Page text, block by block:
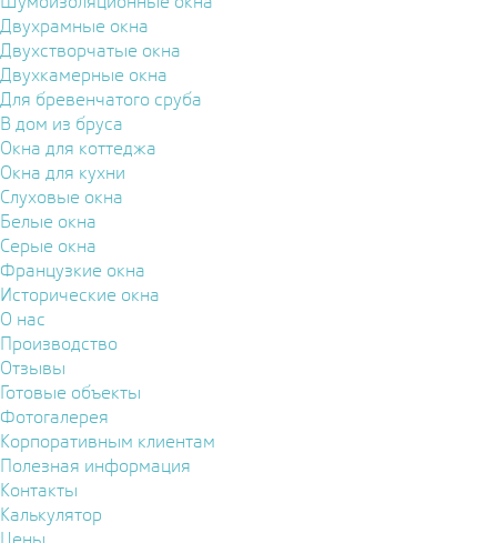
Двухрамные окна
Двухстворчатые окна
Двухкамерные окна
Для бревенчатого сруба
В дом из бруса
Окна для коттеджа
Окна для кухни
Слуховые окна
Белые окна
Серые окна
Французкие окна
Исторические окна
О нас
Производство
Отзывы
Готовые объекты
Фотогалерея
Корпоративным клиентам
Полезная информация
Контакты
Калькулятор